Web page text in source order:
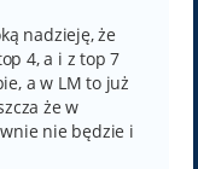
nadzieję, że
4, a i z top 7
a w LM to już
że w
nie będzie i